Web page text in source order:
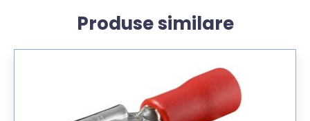
Produse similare